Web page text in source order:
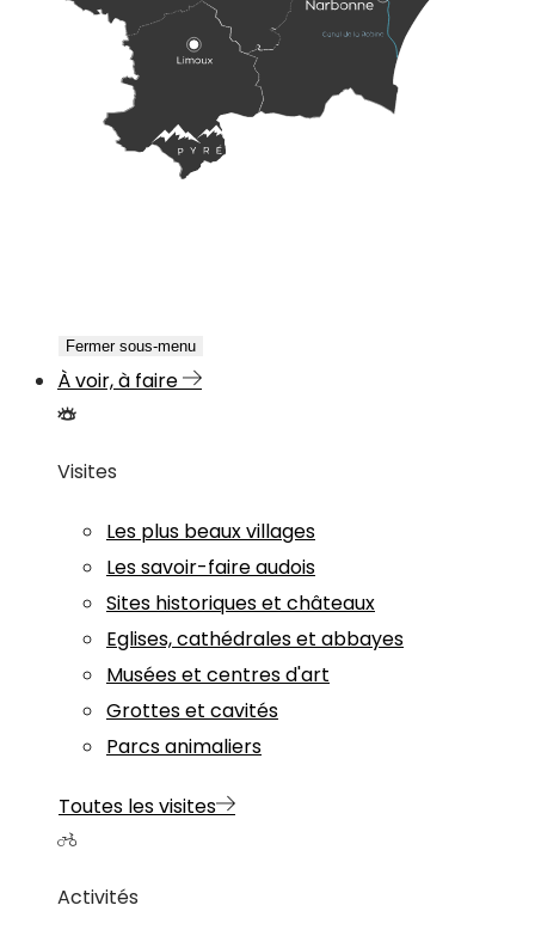
Fermer sous-menu
À voir, à faire
Visites
Les plus beaux villages
Les savoir-faire audois
Sites historiques et châteaux
Eglises, cathédrales et abbayes
Musées et centres d'art
Grottes et cavités
Parcs animaliers
Toutes les visites
Activités